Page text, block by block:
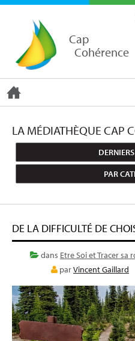
Cap
Cohérence
E-
LA MÉDIATHÈQUE CAP
PAR
DE LA DIFFICULTÉ DE
dans Etre Soi et Tracer sa
parVincent Gaillard